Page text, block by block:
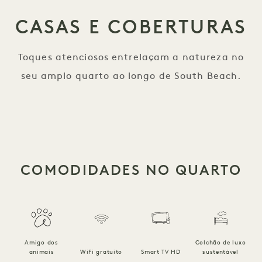
CASAS E COBERTURAS
Toques atenciosos entrelaçam a natureza no
seu amplo quarto ao longo de South Beach.
COMODIDADES NO QUARTO
Amigo dos
animais
WiFi gratuito Smart TV HD
Colchão de luxo
sustentável